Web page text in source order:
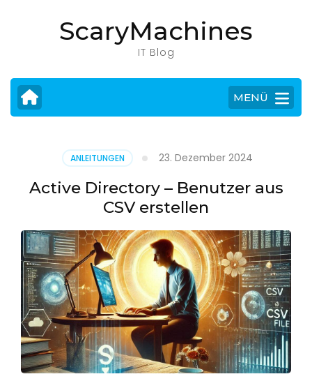
drücken)
ScaryMachines
IT Blog
MENÜ
ANLEITUNGEN 23. Dezember 2024
Active Directory – Benutzer aus
CSV erstellen